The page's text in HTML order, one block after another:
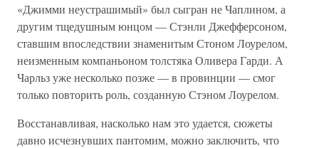
«Джимми неустрашимый» был сыгран не Чаплином, а
другим тщедушным юнцом — Стэнли Джефферсоном,
ставшим впоследствии знаменитым Стоном Лоурелом,
неизменным компаньоном толстяка Оливера Гарди. А
Чарльз уже несколько позже — в провинции — смог
только повторить роль, созданную Стэном Лоурелом.
Восстанавливая, насколько нам это удается, сюжеты
давно исчезнувших пантомим, можно заключить, что